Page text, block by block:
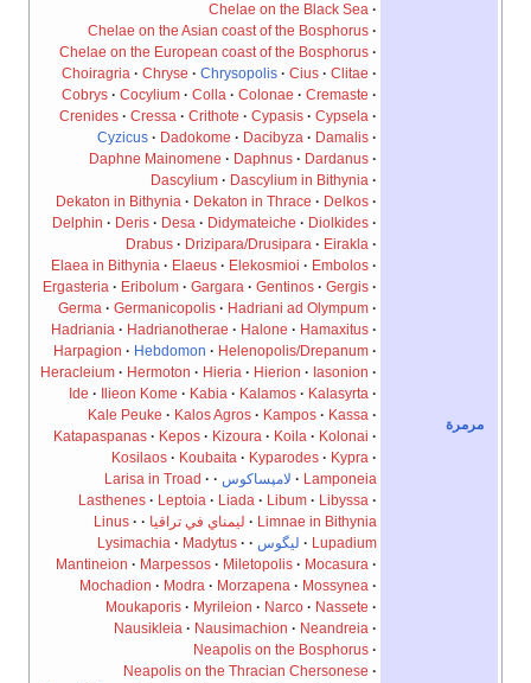
Chelae on the Black Sea
Chelae on the Asian coast of the Bosphorus
Chelae on the European coast of the Bosphorus
Choiragria
Chryse Chrysopolis
Cobrys
Cocylium Colla Colonae
Crenides
Cressa Crithote Cypasis
Cyzicus
Dadokome Dacibyza
Daphne Mainomene
Daphnus
Dascylium
Dascylium in Bithynia
Dekaton in Bithynia
Dekaton in Thrace
Delphin
Deris Desa Didymateiche
Drabus
Drizipara/Drusipara
Elaea in Bithynia
Elaeus Elekosmioi
Ergasteria
Eribolum Gargara Gentinos
Germa
Germanicopolis
Hadriani ad Olympum
Hadriania
Hadrianotherae Halone
Harpagion
Hebdomon
Helenopolis/Drepanum
Heracleium
Hermoton Hieria Hierion
Ide
Ilieon Kome Kabia Kalamos
Kale Peuke
Kalos Agros Kampos
Katapaspanas
Kepos Kizoura Koila
Kolonai
Kosilaos
Koubaita Kyparodes
لامپساكوس
Larisa in Troad
Lasthenes
Leptoia Liada Libum
Limnae in Bithynia
ليمناي في تراقيا
Linus
ليگوس Lysimachia
Madytus
Mantineion
Marpessos Miletopolis
Mochadion
Modra Morzapena
Moukaporis
Myrileion Narco
Nausikleia
Nausimachion
Neapolis on the Bosphorus
Neapolis on the Thracian Chersonese